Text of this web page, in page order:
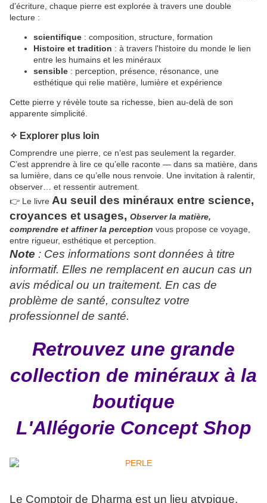
d’écriture , chaque pierre est explorée à travers une double
lecture :
scientifique : composition, structure, formation
Histoire et tradition : à travers l'histoire du monde le lien
entre les humains et les minéraux
sensible : perception, présence, résonance, une
esthétique qui relie matière, lumière et expérience
Cette pierre y révèle toute sa richesse, bien au-delà de son
apparente simplicité.
✧ Explorer plus loin
Comprendre une pierre, ce n’est pas seulement la regarder.
C’est apprendre à lire ce qu’elle raconte — dans sa matière, dans
sa lumière, dans ce qu’elle nous renvoie. Une invitation à ralentir,
observer… et ressentir autrement.
👉 Le livre Au seuil des minéraux entre science,
croyances et usages, Observer la matière,
comprendre et affiner la perception vous propose ce voyage,
entre rigueur, esthétique et perception.
Note : Ces informations sont données à titre
informatif. Elles ne remplacent en aucun cas un
avis médical ou un traitement. En cas de
problème de santé, consultez votre
professionnel de santé.
Retrouvez une grande
collection de minéraux à la
boutique
L'Allégorie Concept Shop
Le Comptoir de Dharma est un lieu atypique,